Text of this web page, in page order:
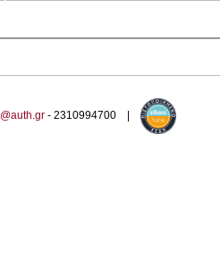
- 2310994700 |